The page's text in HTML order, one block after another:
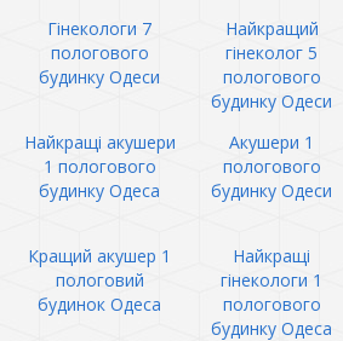
Гінекологи 7
пологового
будинку Одеси
Найкращий
гінеколог 5
пологового
будинку Одеси
Найкращі акушери
1 пологового
будинку Одеса
Акушери 1
пологового
будинку Одеси
Кращий акушер 1
пологовий
будинок Одеса
Найкращі
гінекологи 1
пологового
будинку Одеса